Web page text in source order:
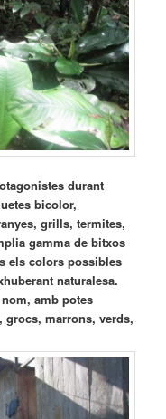
durant
bicolor,
grills, termites,
gamma de bitxos
els colors possibles
naturalesa.
amb potes
grocs, marrons, verds,